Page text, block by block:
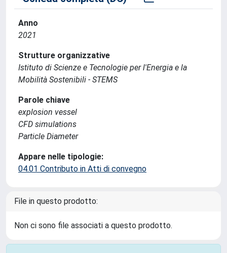
Anno
2021
Strutture organizzative
Istituto di Scienze e Tecnologie per l'Energia e la
Mobilità Sostenibili - STEMS
Parole chiave
explosion vessel
CFD simulations
Particle Diameter
Appare nelle tipologie:
04.01 Contributo in Atti di convegno
File in questo prodotto:
Non ci sono file associati a questo prodotto.